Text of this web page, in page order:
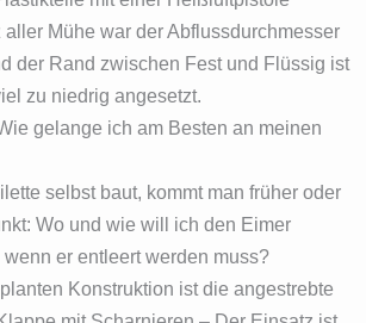
Mühe war der Abflussdurchmesser
der Rand zwischen Fest und Flüssig ist
zu niedrig angesetzt.
gelange ich am Besten an meinen
selbst baut, kommt man früher oder
Wo und wie will ich den Eimer
er entleert werden muss?
Konstruktion ist die angestrebte